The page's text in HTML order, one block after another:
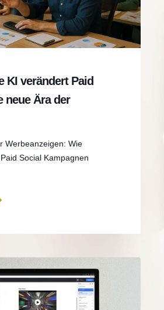
KI verändert Paid
neue Ära der
Werbeanzeigen: Wie
Social Kampagnen